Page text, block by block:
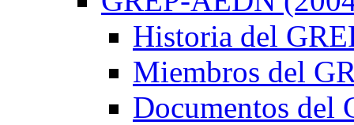
Historia del
Miembros del
Documentos del